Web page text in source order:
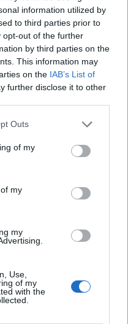
information utilized by
to third parties prior to
opt-out of the further
by third parties on the
This information may
on the IAB’s List of
further disclose it to other
Outs
of my
my
my
Use,
of my
with the
που βαδίζει στα
το πρόβλημα